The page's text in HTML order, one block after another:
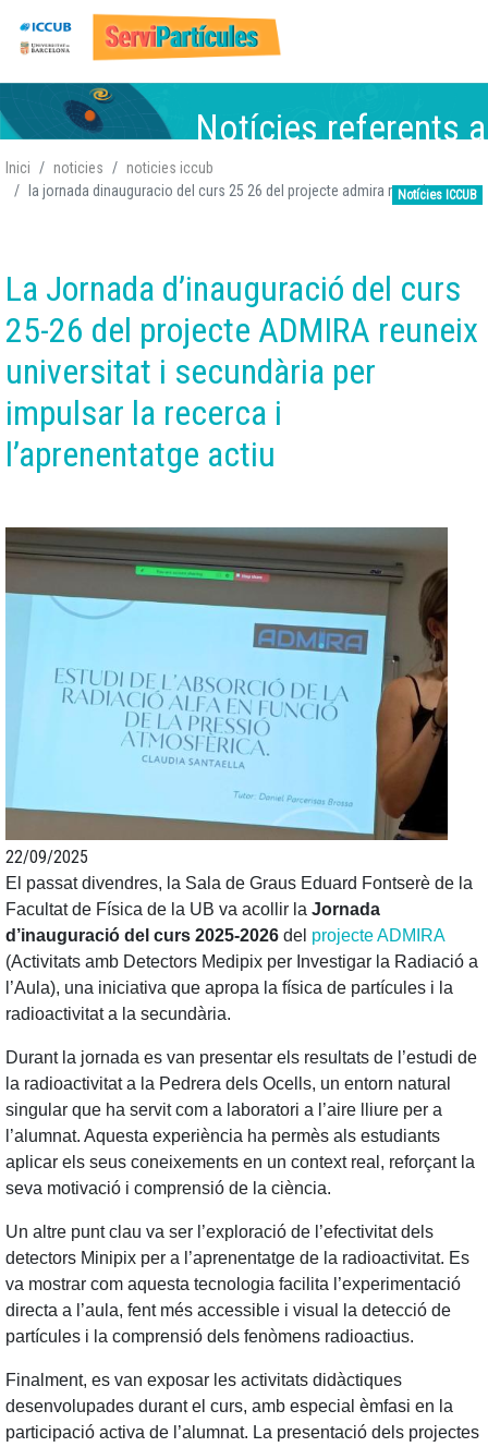
al
Física de Partícules,
Física de Partícules,
Gravitació, Cosmologia
Física de Partícules,
Gravitació
, Cosmologia
Física de Partícules,
Gravitació, Cosmologia
Notícies referents a
Inici noticies
noticies iccub
la jornada dinauguracio del curs 25 26 del projecte admira reuneixNotícies ICCUB
La Jornada d’inauguració del curs
25-26 del projecte ADMIRA reuneix
universitat i secundària per
impulsar la recerca i
l’aprenentatge actiu
22/09/2025
El passat divendres, la Sala de Graus Eduard Fontserè de la
Facultat de Física de la UB va acollir la Jornada
d’inauguració del curs 2025-2026 del projecte ADMIRA
(Activitats amb Detectors Medipix per Investigar la Radiació a
l’Aula), una iniciativa que apropa la física de partícules i la
radioactivitat a la secundària.
Durant la jornada es van presentar els resultats de l’estudi de
la radioactivitat a la Pedrera dels Ocells, un entorn natural
singular que ha servit com a laboratori a l’aire lliure per a
l’alumnat. Aquesta experiència ha permès als estudiants
aplicar els seus coneixements en un context real, reforçant la
seva motivació i comprensió de la ciència.
Un altre punt clau va ser l’exploració de l’efectivitat dels
detectors Minipix per a l’aprenentatge de la radioactivitat. Es
va mostrar com aquesta tecnologia facilita l’experimentació
directa a l’aula, fent més accessible i visual la detecció de
partícules i la comprensió dels fenòmens radioactius.
Finalment, es van exposar les activitats didàctiques
desenvolupades durant el curs, amb especial èmfasi en la
participació activa de l’alumnat. La presentació dels projectes